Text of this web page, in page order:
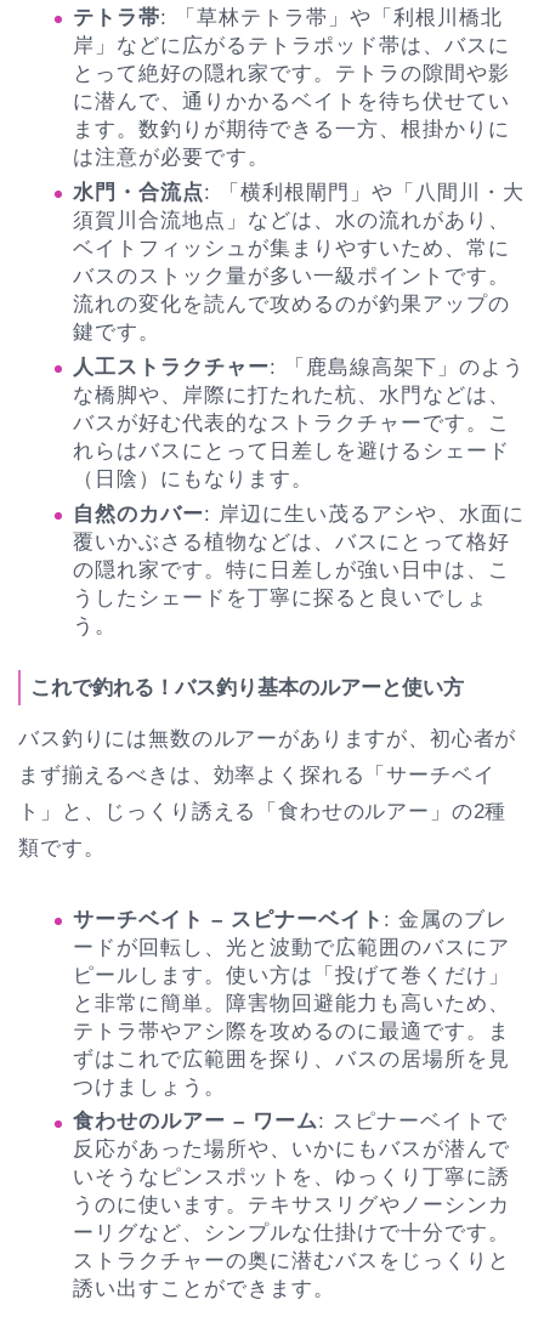
テトラ帯: 「草林テトラ帯」や「利根川橋北
岸」などに広がるテトラポッド帯は、バスに
とって絶好の隠れ家です。テトラの隙間や影
に潜んで、通りかかるベイトを待ち伏せてい
ます。数釣りが期待できる一方、根掛かりに
は注意が必要です。
水門・合流点: 「横利根閘門」や「八間川・大
須賀川合流地点」などは、水の流れがあり、
ベイトフィッシュが集まりやすいため、常に
バスのストック量が多い一級ポイントです。
流れの変化を読んで攻めるのが釣果アップの
鍵です。
人工ストラクチャー: 「鹿島線高架下」のよう
な橋脚や、岸際に打たれた杭、水門などは、
バスが好む代表的なストラクチャーです。こ
れらはバスにとって日差しを避けるシェード
（日陰）にもなります。
自然のカバー: 岸辺に生い茂るアシや、水面に
覆いかぶさる植物などは、バスにとって格好
の隠れ家です。特に日差しが強い日中は、こ
うしたシェードを丁寧に探ると良いでしょ
う。
これで釣れる！バス釣り基本のルアーと使い方
バス釣りには無数のルアーがありますが、初心者が
まず揃えるべきは、効率よく探れる「サーチベイ
ト」と、じっくり誘える「食わせのルアー」の2種
類です。
サーチベイト – スピナーベイト : 金属のブレ
ードが回転し、光と波動で広範囲のバスにア
ピールします。使い方は「投げて巻くだけ」
と非常に簡単。障害物回避能力も高いため、
テトラ帯やアシ際を攻めるのに最適です。ま
ずはこれで広範囲を探り、バスの居場所を見
つけましょう。
食わせのルアー – ワーム: スピナーベイトで
反応があった場所や、いかにもバスが潜んで
いそうなピンスポットを、ゆっくり丁寧に誘
うのに使います。テキサスリグやノーシンカ
ーリグなど、シンプルな仕掛けで十分です。
ストラクチャーの奥に潜むバスをじっくりと
誘い出すことができます。